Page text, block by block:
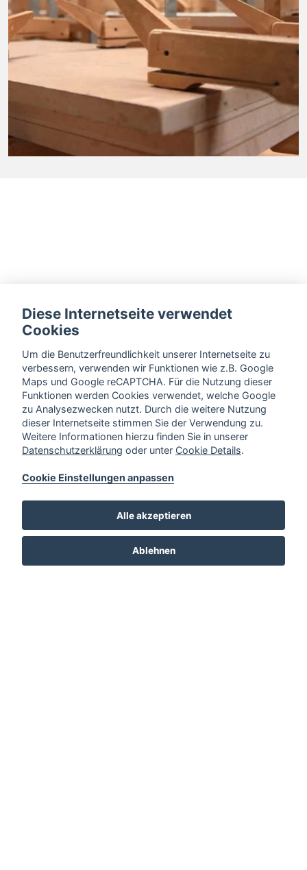
Sitemap
Diese Internetseite verwendet
Cookies
Um die Benutzerfreundlichkeit unserer Internetseite zu
verbessern, verwenden wir Funktionen wie z.B. Google
Maps und Google reCAPTCHA. Für die Nutzung dieser
Funktionen werden Cookies verwendet, welche Google
zu Analysezwecken nutzt. Durch die weitere Nutzung
dieser Internetseite stimmen Sie der Verwendung zu.
Weitere Informationen hierzu finden Sie in unserer
Datenschutzerklärung oder unter Cookie Details.
Cookie Einstellungen anpassen
Alle akzeptieren
Ablehnen